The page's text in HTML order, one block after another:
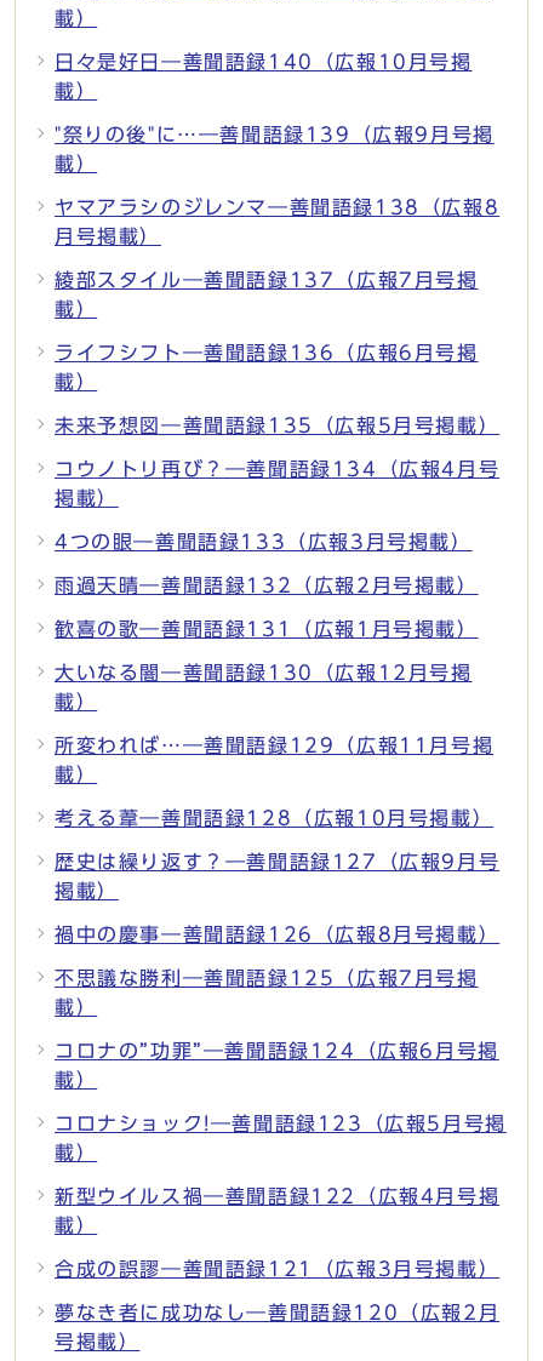
載）
日々是好日―善聞語録140（広報10月号掲
載）
"祭りの後"に…―善聞語録139（広報9月号掲
載）
ヤマアラシのジレンマ―善聞語録138（広報8
月号掲載）
綾部スタイル―善聞語録137（広報7月号掲
載）
ライフシフト―善聞語録136（広報6月号掲
載）
未来予想図―善聞語録135（広報5月号掲載）
コウノトリ再び？―善聞語録134（広報4月号
掲載）
4つの眼―善聞語録133（広報3月号掲載）
雨過天晴―善聞語録132（広報2月号掲載）
歓喜の歌―善聞語録131（広報1月号掲載）
大いなる闇―善聞語録130（広報12月号掲
載）
所変われば…―善聞語録129（広報11月号掲
載）
考える葦―善聞語録128（広報10月号掲載）
歴史は繰り返す？―善聞語録127（広報9月号
掲載）
禍中の慶事―善聞語録126（広報8月号掲載）
不思議な勝利―善聞語録125（広報7月号掲
載）
コロナの”功罪”―善聞語録124（広報6月号掲
載）
コロナショック!―善聞語録123（広報5月号掲
載）
新型ウイルス禍―善聞語録122（広報4月号掲
載）
合成の誤謬―善聞語録121（広報3月号掲載）
夢なき者に成功なし―善聞語録120（広報2月
号掲載）